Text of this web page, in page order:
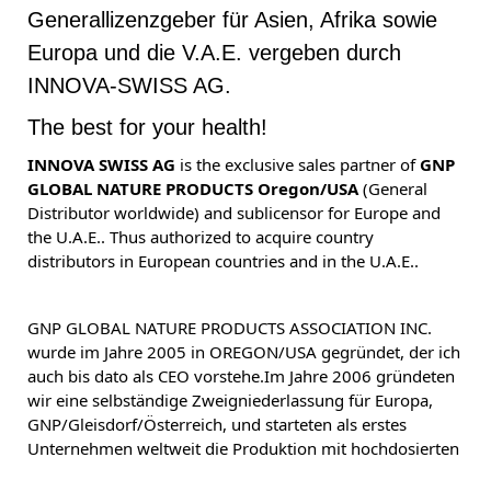
Generallizenzgeber für Asien, Afrika sowie
Europa und die V.A.E. vergeben durch
INNOVA-SWISS AG.
The best for your health!
INNOVA SWISS AG is the exclusive sales partner of GNP
GLOBAL NATURE PRODUCTS Oregon/USA (General
Distributor worldwide) and sublicensor for Europe and
the U.A.E.. Thus authorized to acquire country
distributors in European countries and in the U.A.E..
GNP GLOBAL NATURE PRODUCTS ASSOCIATION INC.
wurde im Jahre 2005 in OREGON/USA gegründet, der ich
auch bis dato als CEO vorstehe.Im Jahre 2006 gründeten
wir eine selbständige Zweigniederlassung für Europa,
GNP/Gleisdorf/Österreich, und starteten als erstes
Unternehmen weltweit die Produktion mit hochdosierten